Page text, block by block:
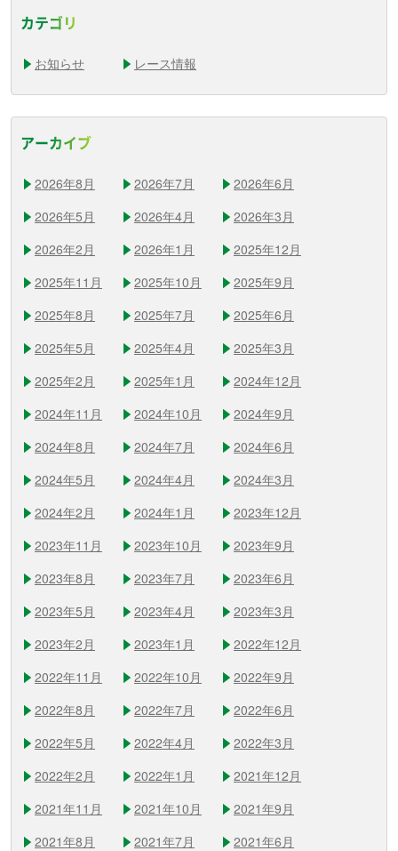
カテゴリ
お知らせ レース情報
アーカイブ
2026年8月 2026年7月
2026年6月
2026年5月
2026年4月
2026年3月
2026年2月
2026年1月
2025年12月
2025年11月
2025年10月
2025年9月
2025年8月
2025年7月
2025年6月
2025年5月
2025年4月
2025年3月
2025年2月
2025年1月
2024年12月
2024年11月
2024年10月
2024年9月
2024年8月
2024年7月
2024年6月
2024年5月
2024年4月
2024年3月
2024年2月
2024年1月
2023年12月
2023年11月
2023年10月
2023年9月
2023年8月
2023年7月
2023年6月
2023年5月
2023年4月
2023年3月
2023年2月
2023年1月
2022年12月
2022年11月
2022年10月
2022年9月
2022年8月
2022年7月
2022年6月
2022年5月
2022年4月
2022年3月
2022年2月
2022年1月
2021年12月
2021年11月
2021年10月
2021年9月
2021年8月
2021年7月
2021年6月